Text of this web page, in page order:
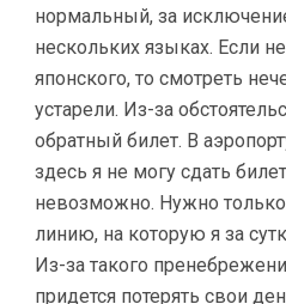
нормальный, за
нескольких языках. Если
японского, то смотреть
устарели. Из-за
обратный билет. В
здесь я не могу сдать
невозможно. Нужно
линию, на которую я за
Из-за такого
придется потерять свои